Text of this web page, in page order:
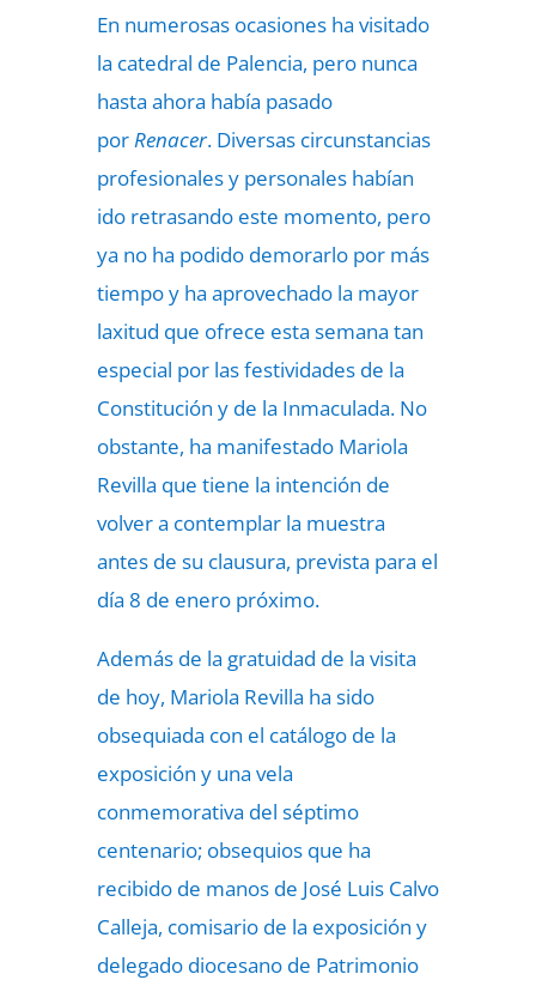
En numerosas ocasiones ha visitado
la catedral de Palencia, pero nunca
hasta ahora había pasado
porRenacer. Diversas circunstancias
profesionales y personales habían
ido retrasando este momento, pero
ya no ha podido demorarlo por más
tiempo y ha aprovechado la mayor
laxitud que ofrece esta semana tan
especial por las festividades de la
Constitución y de la Inmaculada. No
obstante, ha manifestado Mariola
Revilla que tiene la intención de
volver a contemplar la muestra
antes de su clausura, prevista para el
día 8 de enero próximo.
Además de la gratuidad de la visita
de hoy, Mariola Revilla ha sido
obsequiada con el catálogo de la
exposición y una vela
conmemorativa del séptimo
centenario; obsequios que ha
recibido de manos de José Luis Calvo
Calleja, comisario de la exposición y
delegado diocesano de Patrimonio